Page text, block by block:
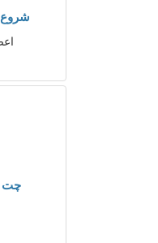
شروع
چت